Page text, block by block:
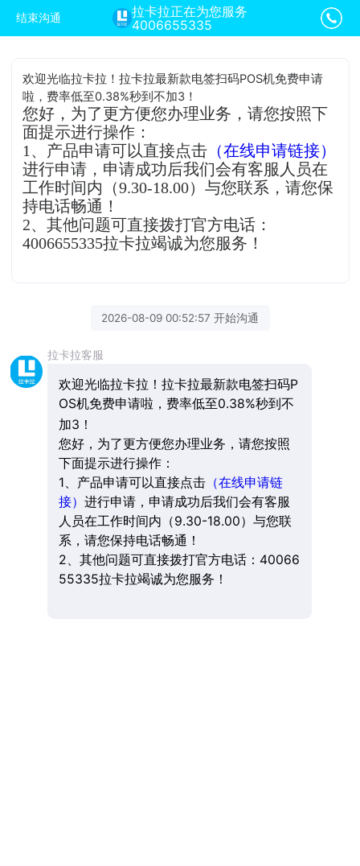
结束沟通
拉卡拉正在为您服务
4006655335
欢迎光临拉卡拉！拉卡拉最新款电签扫码POS机免费申请
啦，费率低至0.38%秒到不加3！
您好，为了更方便您办理业务，请您按照下
面提示进行操作：
1、产品申请可以直接点击 （在线申请链接）
进行申请，申请成功后我们会有客服人员在
工作时间内（9.30-18.00）与您联系，请您保
持电话畅通！
2、其他问题可直接拨打官方电话：
4006655335拉卡拉竭诚为您服务！
2026-08-09 00:52:57 开始沟通
拉卡拉客服
欢迎光临拉卡拉！拉卡拉最新款电签扫码P
OS机免费申请啦，费率低至0.38%秒到不
加3！
您好，为了更方便您办理业务，请您按照
下面提示进行操作：
1、产品申请可以直接点击（在线申请链
接） 进行申请，申请成功后我们会有客服
人员在工作时间内（9.30-18.00）与您联
系，请您保持电话畅通！
2、其他问题可直接拨打官方电话：40066
55335拉卡拉竭诚为您服务！